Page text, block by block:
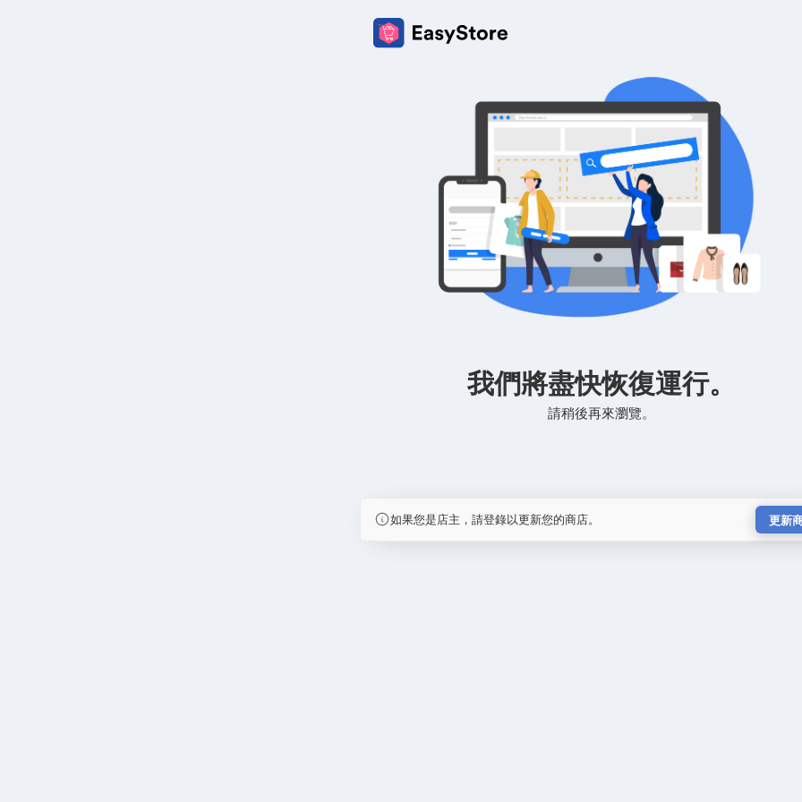
我們將盡快恢復運行。
請稍後再來瀏覽。
如果您是店主，請登錄以更新您的商店。 更新